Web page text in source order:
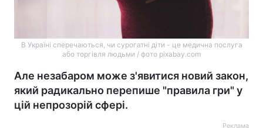
В Україні сперечаються, чи сурогатні діти - це медична послуга
або торгівля людьми / фото pixabay.com
Але незабаром може з'явитися новий закон,
який радикально перепише "правила гри" у
цій непрозорій сфері.
Реклама